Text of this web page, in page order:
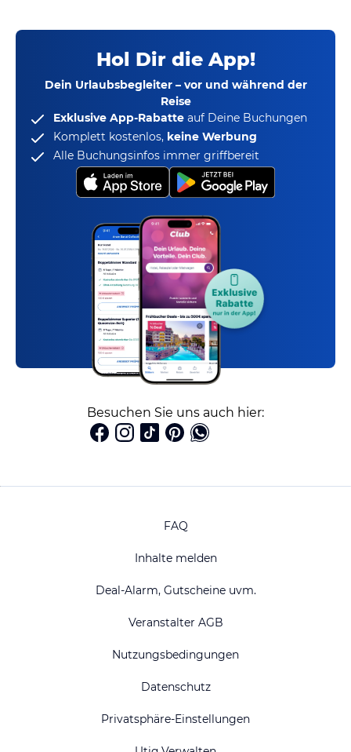
Hol Dir die App!
Dein Urlaubsbegleiter – vor und während der
Reise
Exklusive App-Rabatte auf Deine Buchungen
Komplett kostenlos, keine Werbung
Alle Buchungsinfos immer griffbereit
Besuchen Sie uns auch hier:
FAQ
Inhalte melden
Deal-Alarm, Gutscheine uvm.
Veranstalter AGB
Nutzungsbedingungen
Datenschutz
Privatsphäre-Einstellungen